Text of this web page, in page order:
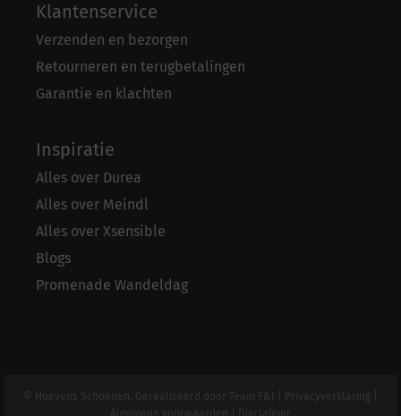
Klantenservice
Verzenden en bezorgen
Retourneren en terugbetalingen
Garantie en klachten
Inspiratie
Alles over Durea
Alles over Meindl
Alles over Xsensible
Blogs
Promenade Wandeldag
© Hoevens Schoenen. Gerealiseerd door Team F&J Privacyverklaring
Algemene voorwaarden
Disclaimer